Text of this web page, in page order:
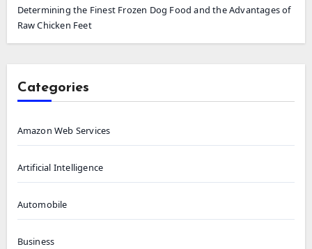
Determining the Finest Frozen Dog Food and the Advantages of
Raw Chicken Feet
Categories
Amazon Web Services
Artificial Intelligence
Automobile
Business